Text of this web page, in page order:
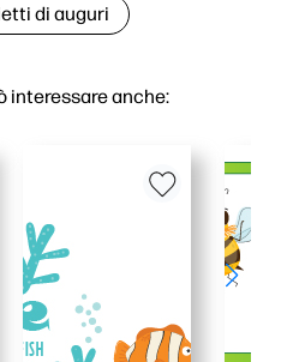
interessare anche:
di auguri